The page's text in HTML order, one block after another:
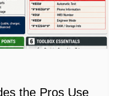
the Pros Use